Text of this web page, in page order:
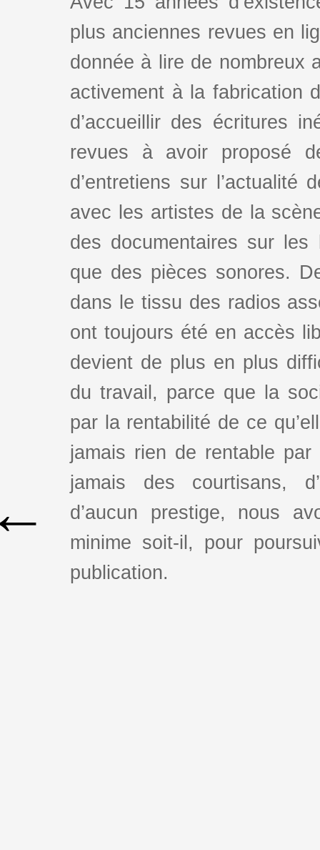
plus anciennes revues en
donnée à lire de nombreux
activement à la fabrication
d’accueillir des écritures
revues à avoir proposé
d’entretiens sur l’actualité
avec les artistes de la
des documentaires sur
que des pièces sonores.
dans le tissu des radios
ont toujours été en accès
devient de plus en plus
du travail, parce que la
par la rentabilité de ce
jamais rien de rentable
jamais des courtisans,
d’aucun prestige, nous
minime soit-il, pour
publication.